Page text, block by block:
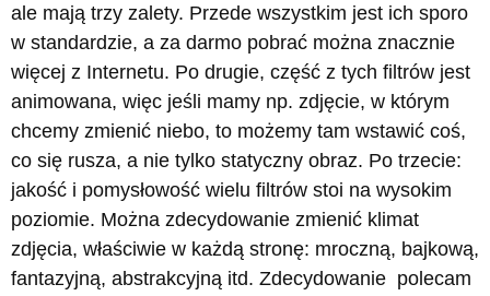
ale mają trzy zalety. Przede wszystkim jest ich sporo
w standardzie, a za darmo pobrać można znacznie
więcej z Internetu. Po drugie, część z tych filtrów jest
animowana, więc jeśli mamy np. zdjęcie, w którym
chcemy zmienić niebo, to możemy tam wstawić coś,
co się rusza, a nie tylko statyczny obraz. Po trzecie:
jakość i pomysłowość wielu filtrów stoi na wysokim
poziomie. Można zdecydowanie zmienić klimat
zdjęcia, właściwie w każdą stronę: mroczną, bajkową,
fantazyjną, abstrakcyjną itd. Zdecydowanie polecam